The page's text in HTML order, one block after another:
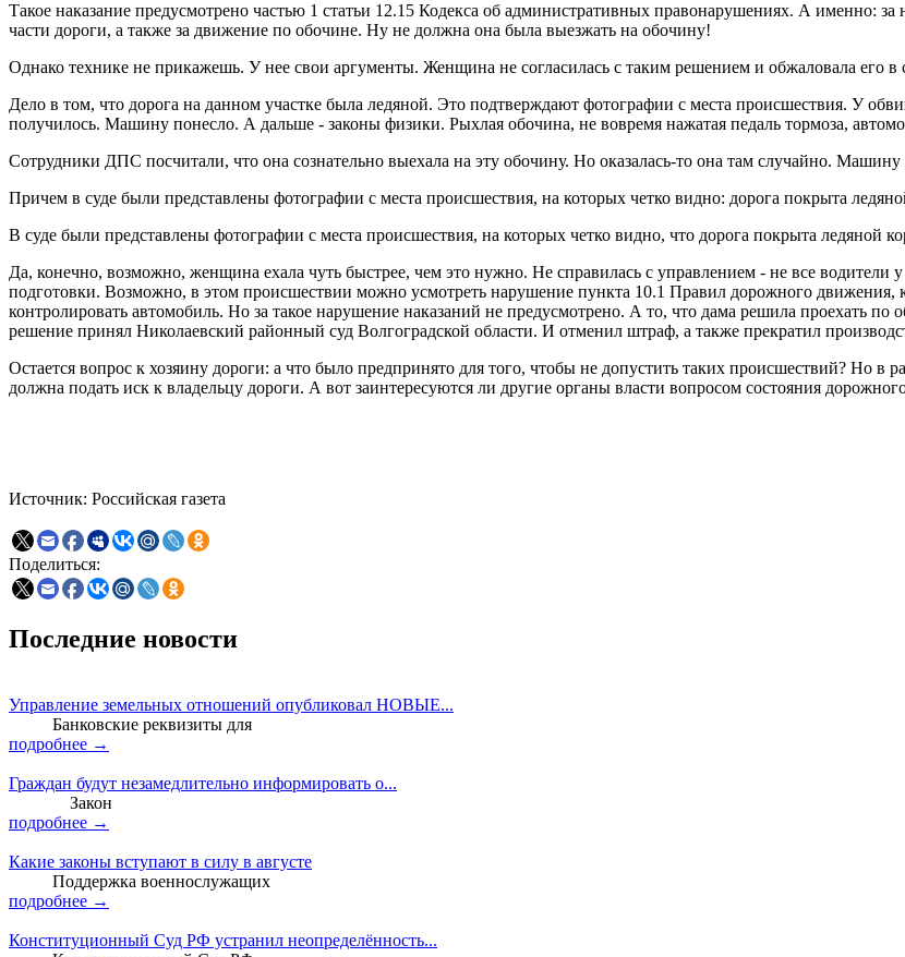
Такое наказание предусмотрено частью 1 статьи 12.15 Кодекса об административных правонарушениях. А именно:
части дороги, а также за движение по обочине. Ну не должна она была выезжать на обочину!
Однако технике не прикажешь. У нее свои аргументы. Женщина не согласилась с таким решением и обжаловала его в
Дело в том, что дорога на данном участке была ледяной. Это подтверждают фотографии с места происшествия. У
получилось. Машину понесло. А дальше - законы физики. Рыхлая обочина, не вовремя нажатая педаль тормоза,
Сотрудники ДПС посчитали, что она сознательно выехала на эту обочину. Но оказалась-то она там случайно. Машину
Причем в суде были представлены фотографии с места происшествия, на которых четко видно: дорога покрыта
В суде были представлены фотографии с места происшествия, на которых четко видно, что дорога покрыта ледяной
Да, конечно, возможно, женщина ехала чуть быстрее, чем это нужно. Не справилась с управлением - не все водители
подготовки. Возможно, в этом происшествии можно усмотреть нарушение пункта 10.1 Правил дорожного движения,
контролировать автомобиль. Но за такое нарушение наказаний не предусмотрено. А то, что дама решила проехать по
решение принял Николаевский районный суд Волгоградской области. И отменил штраф, а также прекратил
Остается вопрос к хозяину дороги: а что было предпринято для того, чтобы не допустить таких происшествий? Но в
должна подать иск к владельцу дороги. А вот заинтересуются ли другие органы власти вопросом состояния
Источник: Российская газета
Поделиться:
Последние новости
Управление земельных отношений опубликовал НОВЫЕ...
Банковские реквизиты для
подробнее →
Граждан будут незамедлительно информировать о...
Закон
подробнее →
Какие законы вступают в силу в августе
Поддержка военнослужащих
подробнее →
Конституционный Суд РФ устранил неопределённость...